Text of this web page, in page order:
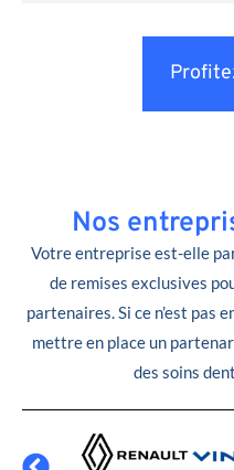
Nos
Votre entreprise est-elle
de remises exclusives
partenaires. Si ce n’est pas
mettre en place un
des soins